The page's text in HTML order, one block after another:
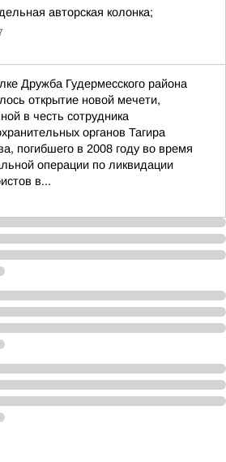
авторская колонка;
Дружба Гудермесского района
открытие новой мечети,
в честь сотрудника
органов Тагира
погибшего в 2008 году во время
операции по ликвидации
в...